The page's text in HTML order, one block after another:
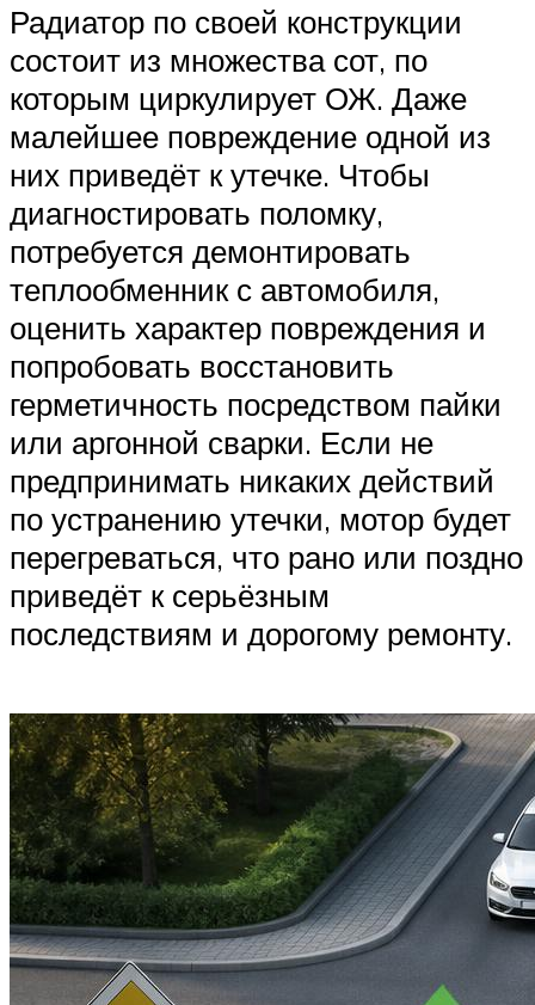
Радиатор по своей конструкции
состоит из множества сот, по
которым циркулирует ОЖ. Даже
малейшее повреждение одной из
них приведёт к утечке. Чтобы
диагностировать поломку,
потребуется демонтировать
теплообменник с автомобиля,
оценить характер повреждения и
попробовать восстановить
герметичность посредством пайки
или аргонной сварки. Если не
предпринимать никаких действий
по устранению утечки, мотор будет
перегреваться, что рано или поздно
приведёт к серьёзным
последствиям и дорогому ремонту.